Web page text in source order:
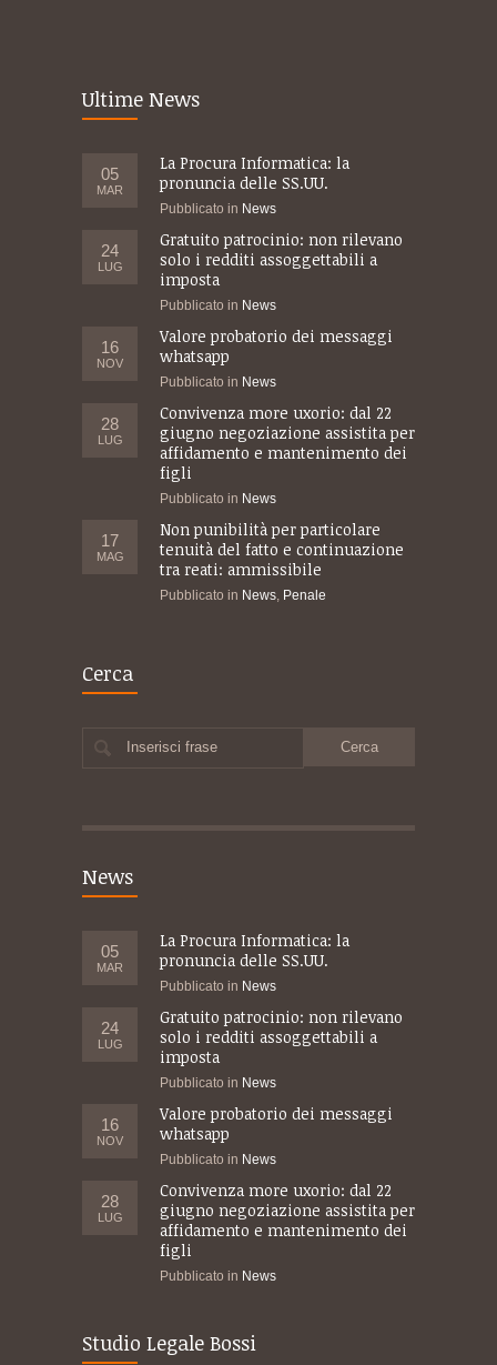
Ultime News
05
MAR
La Procura Informatica: la
pronuncia delle SS.UU.
Pubblicato in News
24
LUG
Gratuito patrocinio: non rilevano
solo i redditi assoggettabili a
imposta
Pubblicato in News
16
NOV
Valore probatorio dei messaggi
whatsapp
Pubblicato in News
28
LUG
Convivenza more uxorio: dal 22
giugno negoziazione assistita per
affidamento e mantenimento dei
figli
Pubblicato in News
17
MAG
Non punibilità per particolare
tenuità del fatto e continuazione
tra reati: ammissibile
Pubblicato in News, Penale
Cerca
Inserisci frase
News
05
MAR
La Procura Informatica: la
pronuncia delle SS.UU.
Pubblicato in News
24
LUG
Gratuito patrocinio: non rilevano
solo i redditi assoggettabili a
imposta
Pubblicato in News
16
NOV
Valore probatorio dei messaggi
whatsapp
Pubblicato in News
28
LUG
Convivenza more uxorio: dal 22
giugno negoziazione assistita per
affidamento e mantenimento dei
figli
Pubblicato in News
Studio Legale Bossi